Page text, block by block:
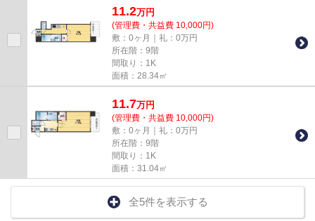
11.2万円
(管理費・共益費 10,000円)
敷：0ヶ月｜礼：0万円
所在階：9階
間取り：1K
面積：28.34㎡
11.7万円
(管理費・共益費 10,000円)
敷：0ヶ月｜礼：0万円
所在階：9階
間取り：1K
面積：31.04㎡
全5件を表示する